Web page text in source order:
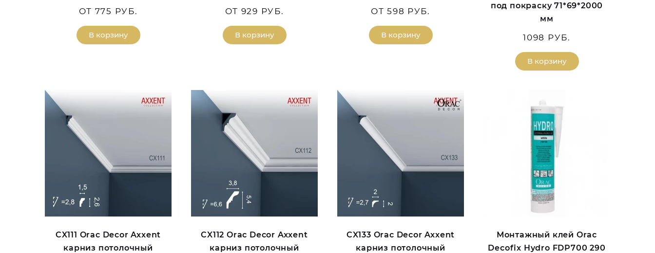
ОТ 775 РУБ.
В корзину
ОТ 929 РУБ.
В корзину
ОТ 598 РУБ.
В корзину
под покраску 71*69*2000
мм
1098 РУБ.
В корзину
CX111 Orac Decor Axxent
карниз потолочный
CX112 Orac Decor Axxent
карниз потолочный
CX133 Orac Decor Axxent
карниз потолочный
Монтажный клей Orac
Decofix Hydro FDP700 290